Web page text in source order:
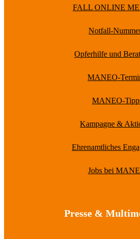
FALL ONLINE
Notfall-
Opferhilfe und
MANEO-
MANEO-
Kampagne &
Ehrenamtliches
Jobs bei
Presse &